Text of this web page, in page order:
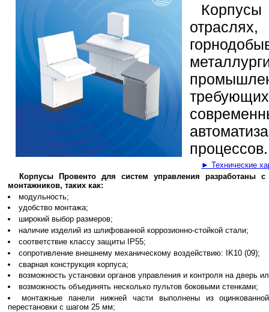
процессов.
► Технические
Корпусы Провенто для систем управления разработаны
монтажников, таких как:
модульность;
удобство монтажа;
широкий выбор размеров;
наличие изделий из шлифованной коррозионно-стойкой стали;
соответствие классу защиты IP55;
сопротивление внешнему механическому воздействию: IK10 (09);
сварная конструкция корпуса;
возможность установки органов управления и контроля на дверь
возможность объединять несколько пультов боковыми стенками;
монтажные панели нижней части выполнены из
перестановки с шагом 25 мм;